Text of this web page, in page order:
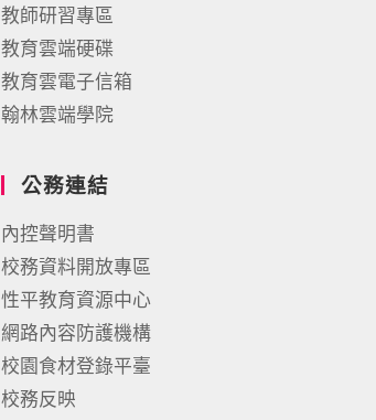
教師研習專區
教育雲端硬碟
教育雲電子信箱
翰林雲端學院
公務連結
內控聲明書
校務資料開放專區
性平教育資源中心
網路內容防護機構
校園食材登錄平臺
校務反映